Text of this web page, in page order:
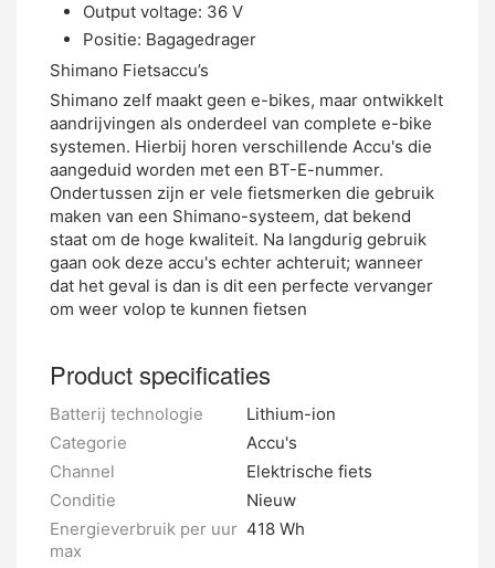
Output voltage: 36 V
Positie: Bagagedrager
Shimano Fietsaccu’s
Shimano zelf maakt geen e-bikes, maar ontwikkelt
aandrijvingen als onderdeel van complete e-bike
systemen. Hierbij horen verschillende Accu's die
aangeduid worden met een BT-E-nummer.
Ondertussen zijn er vele fietsmerken die gebruik
maken van een Shimano-systeem, dat bekend
staat om de hoge kwaliteit. Na langdurig gebruik
gaan ook deze accu's echter achteruit; wanneer
dat het geval is dan is dit een perfecte vervanger
om weer volop te kunnen fietsen
Product specificaties
Batterij technologie
Lithium-ion
Categorie
Accu's
Channel
Elektrische fiets
Conditie
Nieuw
Energieverbruik per uur
max
418 Wh